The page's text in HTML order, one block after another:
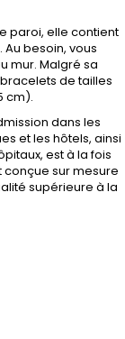
paroi, elle contient
besoin, vous
mur. Malgré sa
de tailles
cm).
dans les
et les hôtels, ainsi
est à la fois
conçue sur mesure
supérieure à la